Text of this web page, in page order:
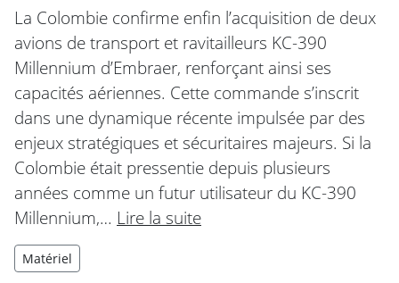
La Colombie confirme enfin l’acquisition de deux
avions de transport et ravitailleurs KC-390
Millennium d’Embraer, renforçant ainsi ses
capacités aériennes. Cette commande s’inscrit
dans une dynamique récente impulsée par des
enjeux stratégiques et sécuritaires majeurs. Si la
Colombie était pressentie depuis plusieurs
années comme un futur utilisateur du KC-390
Millennium,… Lire la suite
Matériel